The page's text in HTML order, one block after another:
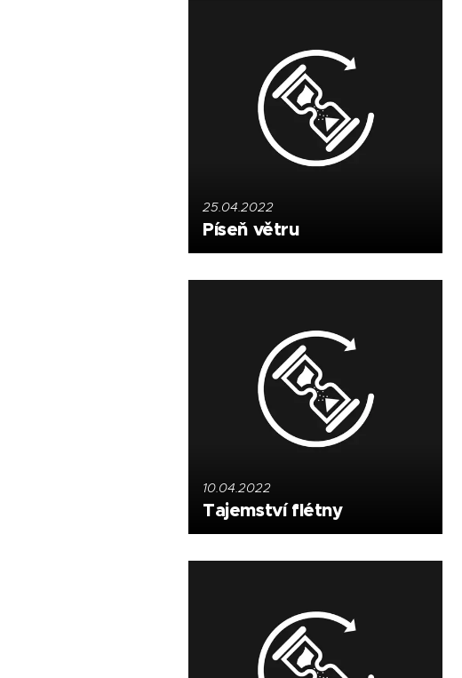
25.04.2022
Píseň větru
10.04.2022
Tajemství flétny